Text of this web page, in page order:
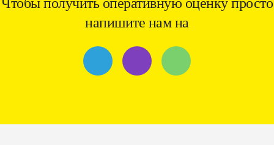
напишите нам на